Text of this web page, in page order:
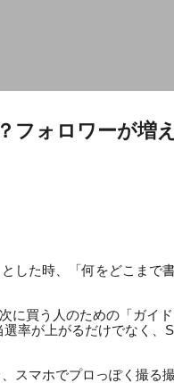
フォロワーが増
した時、「何をどこまで
に買う人のための「ガイ
率が上がるだけでなく、
スマホでプロっぽく撮る